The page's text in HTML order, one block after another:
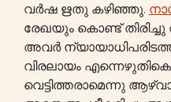
വർഷ ഋതു കഴിഞ്ഞു.
രേഖയും കൊണ്ട്
അവർ
വിരലായം
വെട്ടിത്തരാമെന്നു